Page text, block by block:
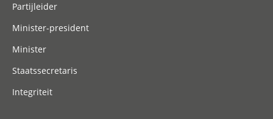
Partijleider
Minister-president
Minister
Staatssecretaris
Integriteit